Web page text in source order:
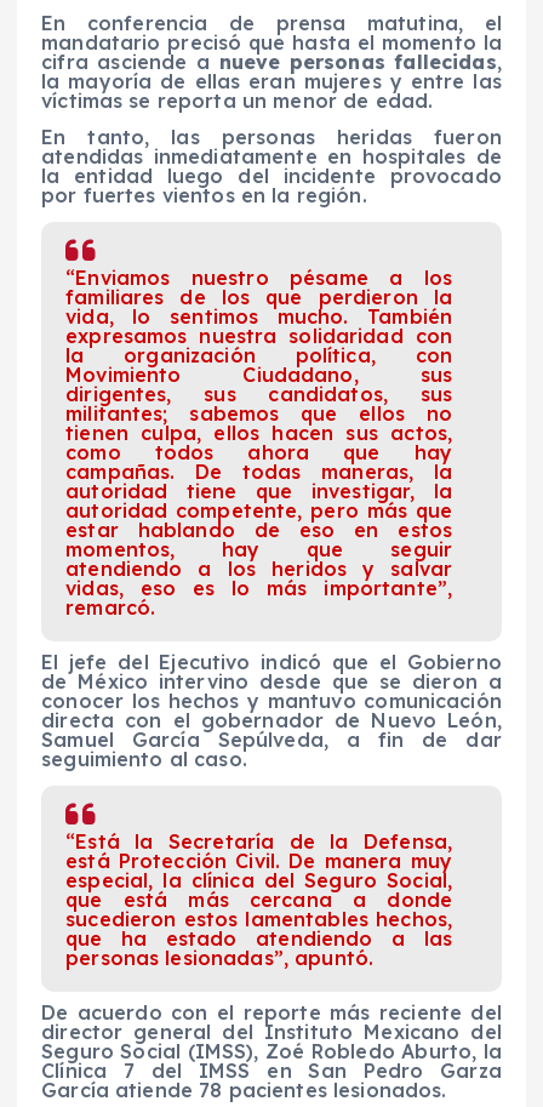
En conferencia de prensa matutina, el
mandatario precisó que hasta el momento la
cifra asciende a nueve personas fallecidas,
la mayoría de ellas eran mujeres y entre las
víctimas se reporta un menor de edad.
En tanto, las personas heridas fueron
atendidas inmediatamente en hospitales de
la entidad luego del incidente provocado
por fuertes vientos en la región.
“Enviamos nuestro pésame a los
familiares de los que perdieron la
vida, lo sentimos mucho. También
expresamos nuestra solidaridad con
la organización política, con
Movimiento Ciudadano, sus
dirigentes, sus candidatos, sus
militantes; sabemos que ellos no
tienen culpa, ellos hacen sus actos,
como todos ahora que hay
campañas. De todas maneras, la
autoridad tiene que investigar, la
autoridad competente, pero más que
estar hablando de eso en estos
momentos, hay que seguir
atendiendo a los heridos y salvar
vidas, eso es lo más importante”,
remarcó.
El jefe del Ejecutivo indicó que el Gobierno
de México intervino desde que se dieron a
conocer los hechos y mantuvo comunicación
directa con el gobernador de Nuevo León,
Samuel García Sepúlveda, a fin de dar
seguimiento al caso.
“Está la Secretaría de la Defensa,
está Protección Civil. De manera muy
especial, la clínica del Seguro Social,
que está más cercana a donde
sucedieron estos lamentables hechos,
que ha estado atendiendo a las
personas lesionadas”, apuntó.
De acuerdo con el reporte más reciente del
director general del Instituto Mexicano del
Seguro Social (IMSS), Zoé Robledo Aburto, la
Clínica 7 del IMSS en San Pedro Garza
García atiende 78 pacientes lesionados.